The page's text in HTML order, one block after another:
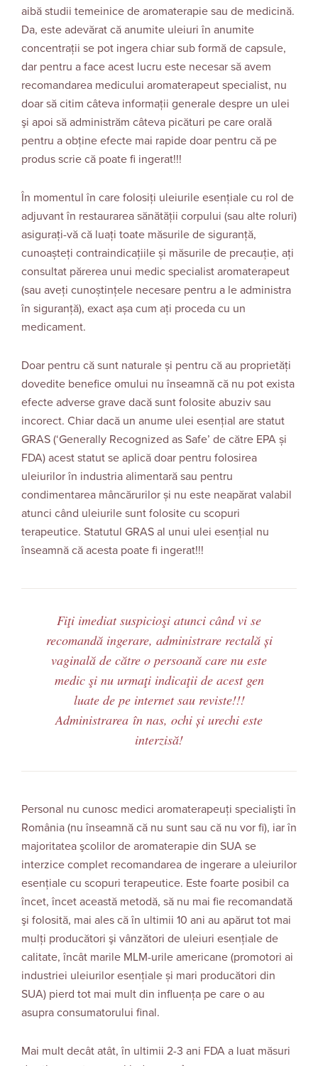
aibă studii temeinice de aromaterapie sau de medicină.
Da, este adevărat că anumite uleiuri în anumite
concentraţii se pot ingera chiar sub formă de capsule,
dar pentru a face acest lucru este necesar să avem
recomandarea medicului aromaterapeut specialist, nu
doar să citim câteva informaţii generale despre un ulei
şi apoi să administrăm câteva picături pe care orală
pentru a obţine efecte mai rapide doar pentru că pe
produs scrie că poate fi ingerat!!!
În momentul în care folosiți uleiurile esențiale cu rol de
adjuvant în restaurarea sănătății corpului (sau alte roluri)
asigurați-vă că luați toate măsurile de siguranță,
cunoașteți contraindicațiile și măsurile de precauție, ați
consultat părerea unui medic specialist aromaterapeut
(sau aveți cunoștințele necesare pentru a le administra
în siguranță), exact așa cum ați proceda cu un
medicament.
Doar pentru că sunt naturale și pentru că au proprietăți
dovedite benefice omului nu înseamnă că nu pot exista
efecte adverse grave dacă sunt folosite abuziv sau
incorect. Chiar dacă un anume ulei esențial are statut
GRAS (‘Generally Recognized as Safe’ de către EPA și
FDA) acest statut se aplică doar pentru folosirea
uleiurilor în industria alimentară sau pentru
condimentarea mâncărurilor și nu este neapărat valabil
atunci când uleiurile sunt folosite cu scopuri
terapeutice. Statutul GRAS al unui ulei esențial nu
înseamnă că acesta poate fi ingerat!!!
Fiţi imediat suspicioşi atunci când vi se
recomandă ingerare, administrare rectală și
vaginală de către o persoană care nu este
medic şi nu urmaţi indicaţii de acest gen
luate de pe internet sau reviste!!!
Administrarea în nas, ochi și urechi este
interzisă!
Personal nu cunosc medici aromaterapeuți specialişti în
România (nu înseamnă că nu sunt sau că nu vor fi), iar în
majoritatea şcolilor de aromaterapie din SUA se
interzice complet recomandarea de ingerare a uleiurilor
esențiale cu scopuri terapeutice. Este foarte posibil ca
încet, încet această metodă, să nu mai fie recomandată
şi folosită, mai ales că în ultimii 10 ani au apărut tot mai
mulţi producători şi vânzători de uleiuri esenţiale de
calitate, încât marile MLM-urile americane (promotori ai
industriei uleiurilor esenţiale și mari producători din
SUA) pierd tot mai mult din influenţa pe care o au
asupra consumatorului final.
Mai mult decât atât, în ultimii 2-3 ani FDA a luat măsuri